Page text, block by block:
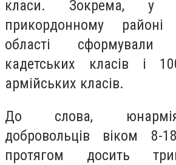
класи. Зокрема, у
прикордонному районі
області
кадетських класів і
армійських класів.
До слова,
добровольців віком 8-
протягом досить